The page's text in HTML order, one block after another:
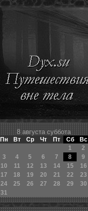
8 августа суббота
Пн Вт Ср Чт Пт Сб
Вс
1
2
3
4 5 6 7 8
9
10
11 12 13 14 15
16
17
18 19 20 21 22
23
24
25 26 27 28 29
30
31